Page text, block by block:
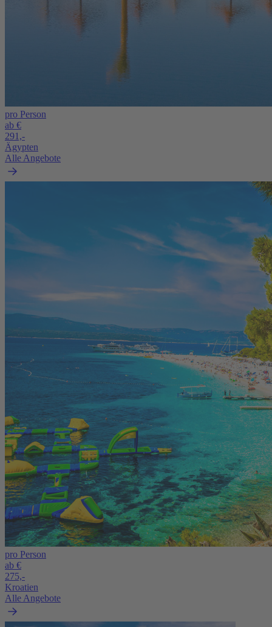
pro Person
ab €
291,-
Ägypten
Alle Angebote
pro Person
ab €
275,-
Kroatien
Alle Angebote